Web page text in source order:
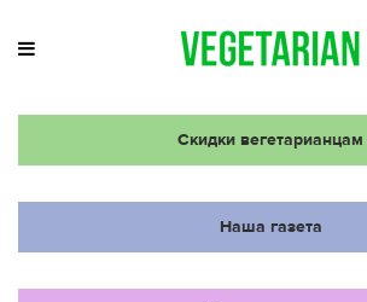
Скидки вегетарианцам
Наша газета